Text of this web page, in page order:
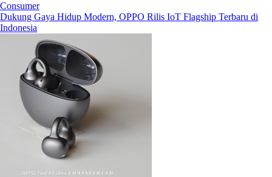
Consumer
Dukung Gaya Hidup Modern, OPPO Rilis IoT Flagship Terbaru di
Indonesia